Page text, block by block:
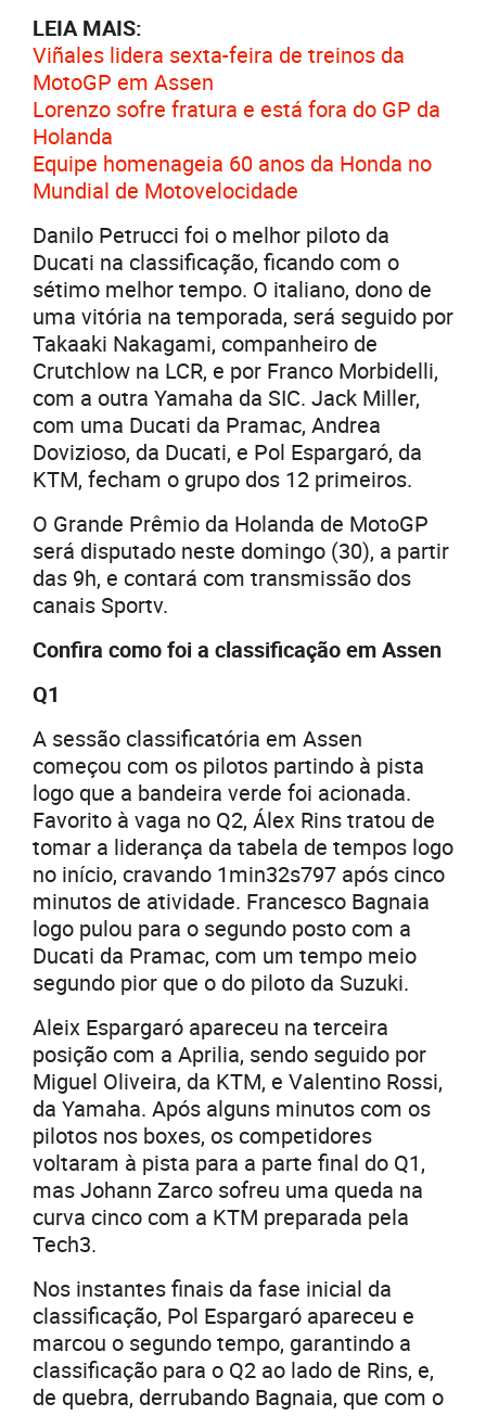
LEIA MAIS:
Viñales lidera sexta-feira de treinos da
MotoGP em Assen
Lorenzo sofre fratura e está fora do GP da
Holanda
Equipe homenageia 60 anos da Honda no
Mundial de Motovelocidade
Danilo Petrucci foi o melhor piloto da
Ducati na classificação, ficando com o
sétimo melhor tempo. O italiano, dono de
uma vitória na temporada, será seguido por
Takaaki Nakagami, companheiro de
Crutchlow na LCR, e por Franco Morbidelli,
com a outra Yamaha da SIC. Jack Miller,
com uma Ducati da Pramac, Andrea
Dovizioso, da Ducati, e Pol Espargaró, da
KTM, fecham o grupo dos 12 primeiros.
O Grande Prêmio da Holanda de MotoGP
será disputado neste domingo (30), a partir
das 9h, e contará com transmissão dos
canais Sportv.
Confira como foi a classificação em Assen
Q1
A sessão classificatória em Assen
começou com os pilotos partindo à pista
logo que a bandeira verde foi acionada.
Favorito à vaga no Q2, Álex Rins tratou de
tomar a liderança da tabela de tempos logo
no início, cravando 1min32s797 após cinco
minutos de atividade. Francesco Bagnaia
logo pulou para o segundo posto com a
Ducati da Pramac, com um tempo meio
segundo pior que o do piloto da Suzuki.
Aleix Espargaró apareceu na terceira
posição com a Aprilia, sendo seguido por
Miguel Oliveira, da KTM, e Valentino Rossi,
da Yamaha. Após alguns minutos com os
pilotos nos boxes, os competidores
voltaram à pista para a parte final do Q1,
mas Johann Zarco sofreu uma queda na
curva cinco com a KTM preparada pela
Tech3.
Nos instantes finais da fase inicial da
classificação, Pol Espargaró apareceu e
marcou o segundo tempo, garantindo a
classificação para o Q2 ao lado de Rins, e,
de quebra, derrubando Bagnaia, que com o